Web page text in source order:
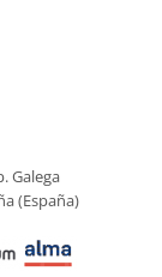
Galega
(España)